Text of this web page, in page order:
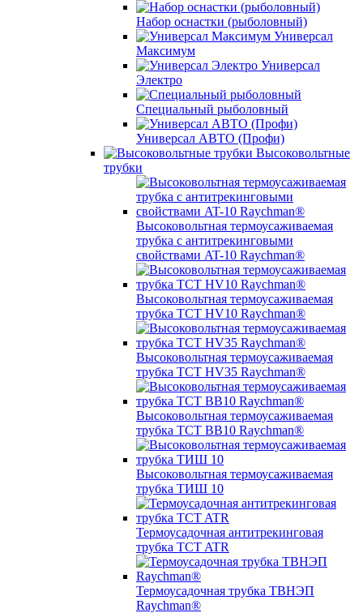
Набор оснастки (рыболовный)
Универсал
Максимум
Универсал
Электро
Специальный рыболовный
Универсал АВТО (Профи)
Высоковольтные
трубки
Высоковольтная термоусаживаемая
трубка с антитрекинговыми
свойствами AT-10 Raychman®
Высоковольтная термоусаживаемая
трубка TCT HV10 Raychman®
Высоковольтная термоусаживаемая
трубка TCT HV35 Raychman®
Высоковольтная термоусаживаемая
трубка TCT BB10 Raychman®
Высоковольтная термоусаживаемая
трубка ТИШ 10
Термоусадочная антитрекинговая
трубка TCT ATR
Термоусадочная трубка ТВНЭП
Raychman®